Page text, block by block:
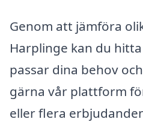
Genom att jämföra
Harplinge kan du
passar dina behov
gärna vår plattform
eller flera